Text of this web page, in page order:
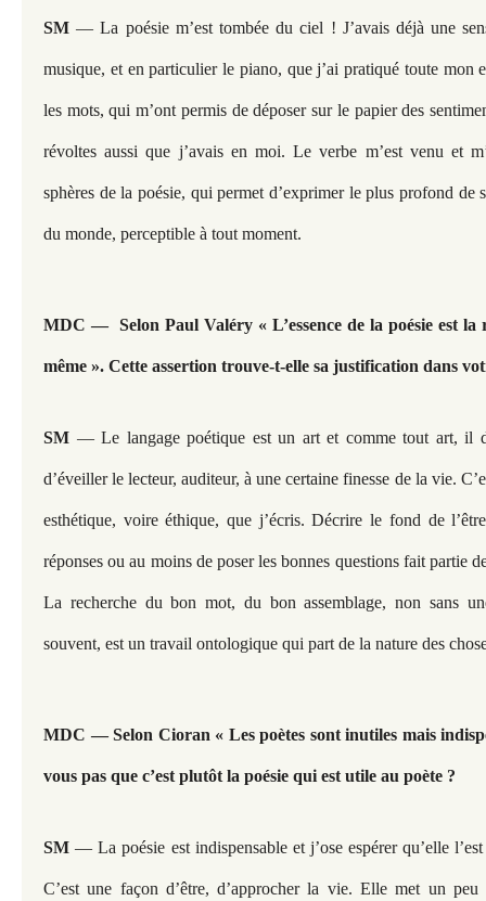
SM—La poésie m’est tombée du ciel ! J’avais déjà une
musique, et en particulier le piano, que j’ai pratiqué toute mon
les mots, qui m’ont permis de déposer sur le papier des
révoltes aussi que j’avais en moi. Le verbe m’est venu et
sphères de la poésie, qui permet d’exprimer le plus profond de
du monde, perceptible à tout moment.
MDC — Selon Paul Valéry « L’essence de la poésie est la
même ». Cette assertion trouve-t-elle sa justification dans
SM — Le langage poétique est un art et comme tout art, il
d’éveiller le lecteur, auditeur, à une certaine finesse de la vie.
esthétique, voire éthique, que j’écris. Décrire le fond de
réponses ou au moins de poser les bonnes questions fait partie
La recherche du bon mot, du bon assemblage, non sans
souvent, est un travail ontologique qui part de la nature des
MDC — Selon Cioran « Les poètes sont inutiles mais
vous pas que c’est plutôt la poésie qui est utile au poète ?
SM— La poésie est indispensable et j’ose espérer qu’elle
C’est une façon d’être, d’approcher la vie. Elle met un peu